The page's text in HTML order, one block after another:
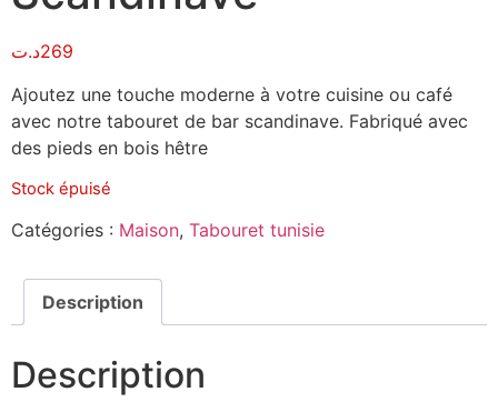
269د.ت
Ajoutez une touche moderne à votre cuisine ou café
avec notre tabouret de bar scandinave. Fabriqué avec
des pieds en bois hêtre
Stock épuisé
Catégories : Maison, Tabouret tunisie
Description
Description